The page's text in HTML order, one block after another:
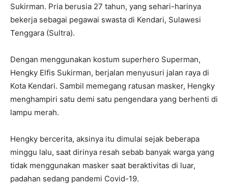
Sukirman. Pria berusia 27 tahun, yang sehari-harinya
bekerja sebagai pegawai swasta di Kendari, Sulawesi
Tenggara (Sultra).
Dengan menggunakan kostum superhero Superman,
Hengky Elfis Sukirman, berjalan menyusuri jalan raya di
Kota Kendari. Sambil memegang ratusan masker, Hengky
menghampiri satu demi satu pengendara yang berhenti di
lampu merah.
Hengky bercerita, aksinya itu dimulai sejak beberapa
minggu lalu, saat dirinya resah sebab banyak warga yang
tidak menggunakan masker saat beraktivitas di luar,
padahan sedang pandemi Covid-19.